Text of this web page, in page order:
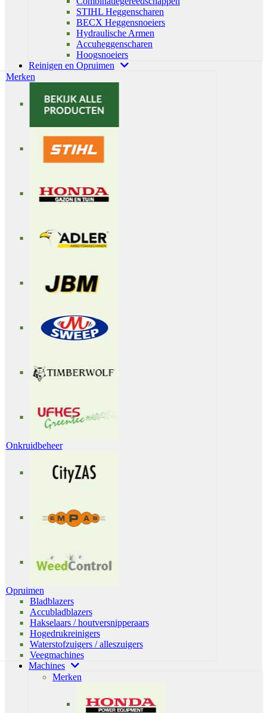
STIHL Heggenscharen
BECX Heggensnoeiers
Hydraulische Armen
Accuheggenscharen
Hoogsnoeiers
Reinigen en Opruimen
Merken
Onkruidbeheer
Opruimen
Bladblazers
Accubladblazers
Hakselaars / houtversnipperaars
Hogedrukreinigers
Waterstofzuigers / alleszuigers
Veegmachines
Machines
Merken